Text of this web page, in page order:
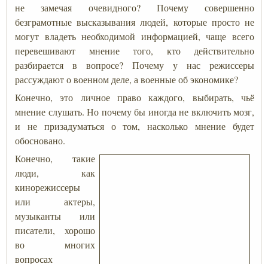
не замечая очевидного? Почему совершенно
безграмотные высказывания людей, которые просто не
могут владеть необходимой информацией, чаще всего
перевешивают мнение того, кто действительно
разбирается в вопросе? Почему у нас режиссеры
рассуждают о военном деле, а военные об экономике?
Конечно, это личное право каждого, выбирать, чьё
мнение слушать. Но почему бы иногда не включить мозг,
и не призадуматься о том, насколько мнение будет
обосновано.
Конечно, такие
люди, как
кинорежиссеры
или актеры,
музыканты или
писатели, хорошо
во многих
вопросах